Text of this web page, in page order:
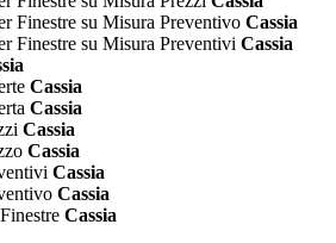
Finestre su Misura Preventivo Cassia
Finestre su Misura Preventivi Cassia
Cassia
Cassia
Cassia
Cassia
Cassia
Cassia
Cassia